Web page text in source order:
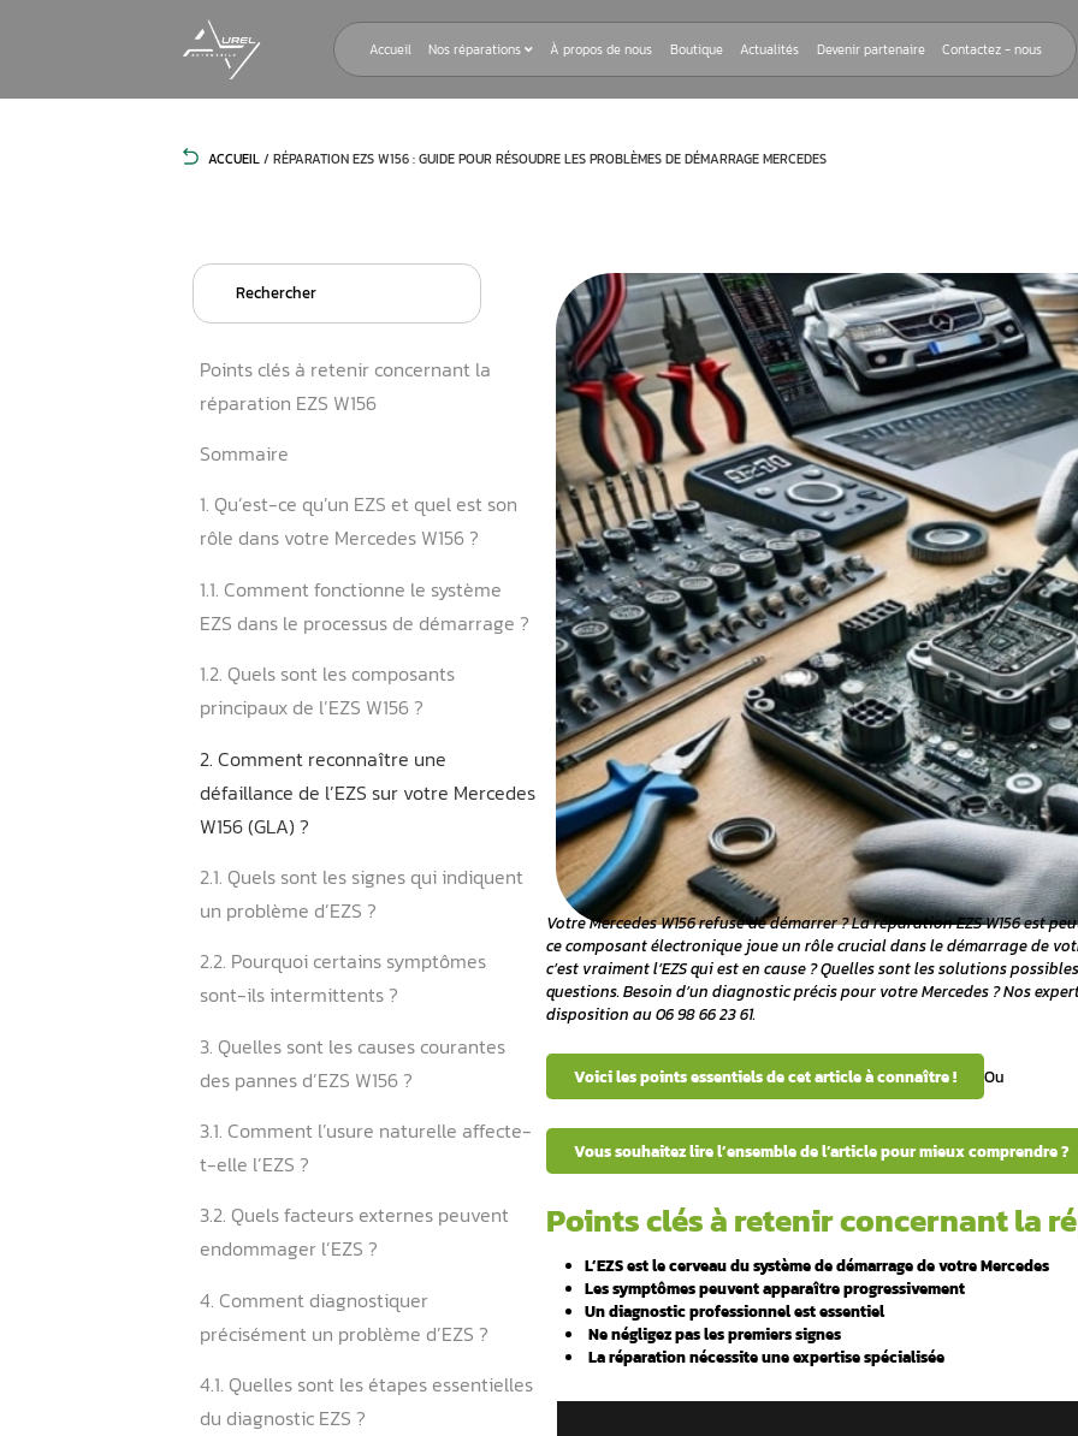
Accueil Nos réparations À propos de nous Boutique Actualités Devenir
Points clés à retenir concernant la
réparation EZS W156
1. Qu’est-ce qu’un EZS et quel est son
rôle dans votre Mercedes W156 ?
1.1. Comment fonctionne le système
EZS dans le processus de démarrage ?
1.2. Quels sont les composants
principaux de l’EZS W156 ?
2. Comment reconnaître une
défaillance de l’EZS sur votre Mercedes
W156 (GLA) ?
2.1. ️Quels sont les signes qui indiquent
un problème d’EZS ?
2.2. Pourquoi certains symptômes
sont-ils intermittents ?
3. Quelles sont les causes courantes
des pannes d’EZS W156 ?
3.1. Comment l’usure naturelle affecte-
Votre Mercedes W156 refuse de démarrer
cecomposant électroniquejoue un rôle
c’est vraiment l’EZS qui est en cause ?
questions. Besoin d’un diagnostic précis
disposition au 06 98 66 23 61.
Voici les points essentiels de cet article